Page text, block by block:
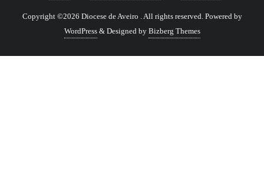
Copyright ©2026 Diocese de Aveiro . All rights reserved. Powered by
WordPress & Designed by Bizberg Themes